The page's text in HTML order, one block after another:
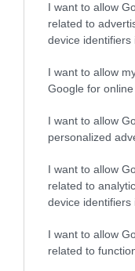
I want to allow
related to
device identifiers
I want to allow
Google for
I want to allow
personalized
I want to allow
related to
device identifiers
I want to allow
related to
06.08.2026 | 19:40
καίει στο Νησί,
μαρτυρία – Νέες
06.08.2026 | 19:40
2.425.000€ στην
06.08.2026 | 19:20
Σοκ στην Εύβοια με
την γέφυρα: Τα
νεότερα για την